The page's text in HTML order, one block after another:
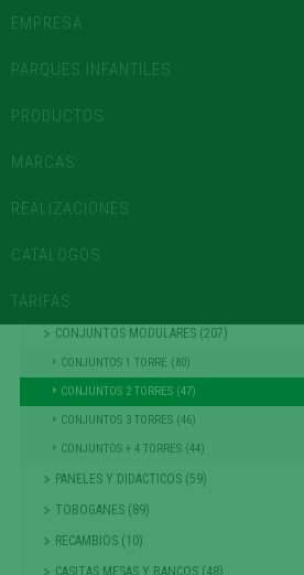
EMPRESA
PARQUES INFANTILES
PRODUCTOS
MARCAS
REALIZACIONES
CATALOGOS
TARIFASTIROLINAS (27)
CONJUNTOS MODULARES (207)
CONJUNTOS 1 TORRE (80)
CONJUNTOS 2 TORRES (47)
CONJUNTOS 3 TORRES (46)
CONJUNTOS + 4 TORRES (44)
PANELES Y DIDACTICOS (59)
TOBOGANES (89)
RECAMBIOS (10)
CASITAS MESAS Y BANCOS (48)